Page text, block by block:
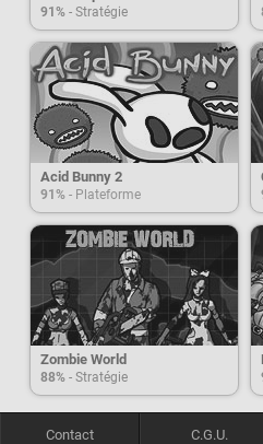
91% - Stratégie
Acid Bunny 2
91% - Plateforme
Zombie World
88% - Stratégie
Contact C.G.U.